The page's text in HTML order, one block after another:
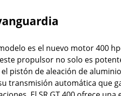
es el nuevo motor 400
propulsor no solo es
pistón de aleación de
transmisión automática que